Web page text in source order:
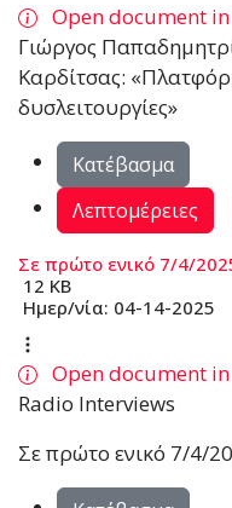
Open document
Γιώργος
Καρδίτσας:
δυσλειτουργίες»
Κατέβασμα
Λεπτομέρειες
Σε πρώτο ενικό 7/4/
12 KB
Ημερ/νία: 04-14-2025
Open document
Radio Interviews
Σε πρώτο ενικό 7/4/